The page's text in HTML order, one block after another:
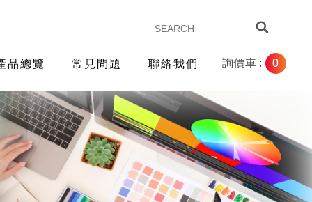
品總覽 常見問題 聯絡我們 詢價車 : 0